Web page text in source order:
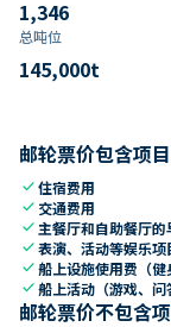
1,346
总吨位
145,000t
邮轮票价包含项目
check住宿费用
check 交通费用
check 主餐厅和自助餐厅
check表演、活动等娱乐项
check船上设施使用费（健
check船上活动（游戏、问
邮轮票价不包含